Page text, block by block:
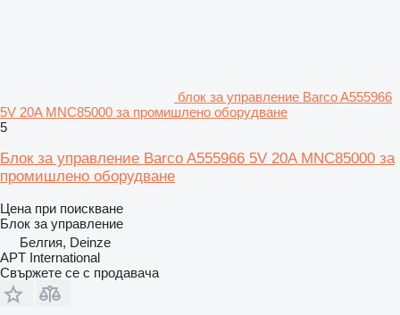
блок за управление Barco A555966
5V 20A MNC85000 за промишлено оборудване
5
Блок за управление Barco A555966 5V 20A MNC85000 за
промишлено оборудване
Цена при поискване
Блок за управление
Белгия, Deinze
APT International
Свържете се с продавача